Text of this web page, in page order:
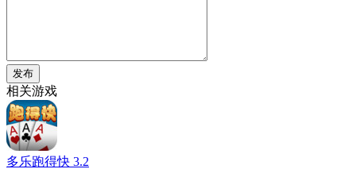
发布
相关游戏
多乐跑得快 3.2